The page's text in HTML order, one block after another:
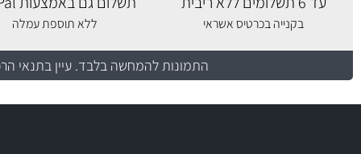
בקנייה בכרטיס אשראי ללא תוספת עמלה
התמונות להמחשה בלבד. עיין בתנאי